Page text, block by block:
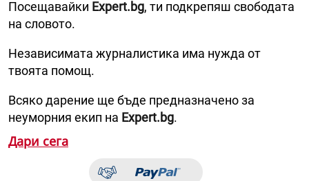
Посещавайки Expert.bg, ти подкрепяш свободата
на словото.
Независимата журналистика има нужда от
твоята помощ.
Всяко дарение ще бъде предназначено за
неуморния екип на Expert.bg.
Дари сега